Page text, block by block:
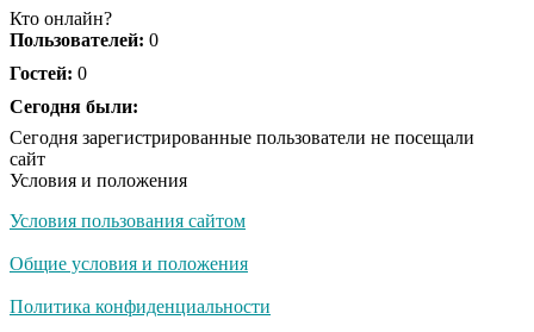
Скрытая камера на
люди вытворяют, когда
Ролик длится
смеяться вы будете
Кто онлайн?
Пользователей: 0
Гостей: 0
Сегодня были:
Сегодня зарегистрированные пользователи не посещали
сайт
Условия и положения
Условия пользования сайтом
Общие условия и положения
Политика конфиденциальности